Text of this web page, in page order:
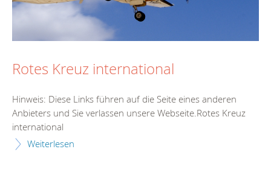
Rotes Kreuz international
Hinweis: Diese Links führen auf die Seite eines anderen
Anbieters und Sie verlassen unsere Webseite.Rotes Kreuz
international
Weiterlesen